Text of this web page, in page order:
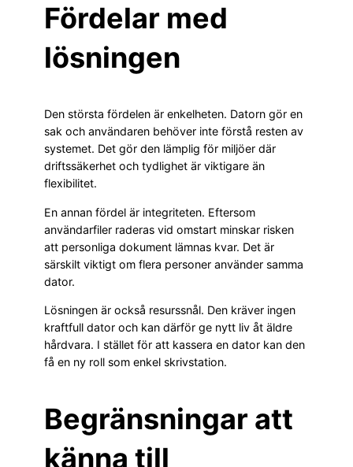
Fördelar med
lösningen
Den största fördelen är enkelheten. Datorn gör en
sak och användaren behöver inte förstå resten av
systemet. Det gör den lämplig för miljöer där
driftssäkerhet och tydlighet är viktigare än
flexibilitet.
En annan fördel är integriteten. Eftersom
användarfiler raderas vid omstart minskar risken
att personliga dokument lämnas kvar. Det är
särskilt viktigt om flera personer använder samma
dator.
Lösningen är också resurssnål. Den kräver ingen
kraftfull dator och kan därför ge nytt liv åt äldre
hårdvara. I stället för att kassera en dator kan den
få en ny roll som enkel skrivstation.
Begränsningar att
känna till